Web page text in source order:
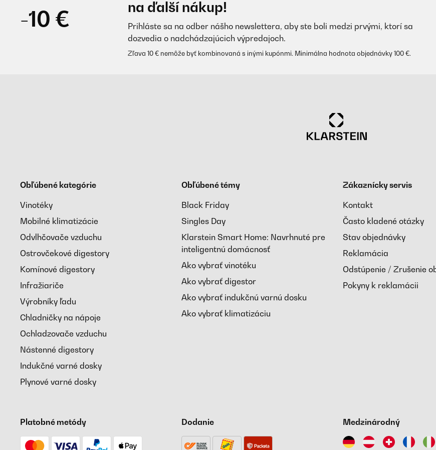
-10 €
na ďalší nákup!
Prihláste sa na odber nášho newslettera, aby ste boli medzi prvými, ktorí sa
dozvedia o nadchádzajúcich výpredajoch.
Zľava 10 € nemôže byť kombinovaná s inými kupónmi. Minimálna hodnota objednávky 100 €.
Obľúbené kategórie
Vinotéky
Mobilné klimatizácie
Odvlhčovače vzduchu
Ostrovčekové digestory
Komínové digestory
Infražiariče
Výrobníky ľadu
Chladničky na nápoje
Ochladzovače vzduchu
Nástenné digestory
Indukčné varné dosky
Plynové varné dosky
Obľúbené témy
Black Friday
Singles Day
Klarstein Smart Home: Navrhnuté pre
inteligentnú domácnosť
Ako vybrať vinotéku
Ako vybrať digestor
Ako vybrať indukčnú varnú dosku
Ako vybrať klimatizáciu
Zákaznícky servis
Kontakt
Často kladené otázky
Stav objednávky
Reklamácia
Odstúpenie / Zrušenie
Pokyny k reklamácii
Platobné metódy Dodanie Medzinárodný